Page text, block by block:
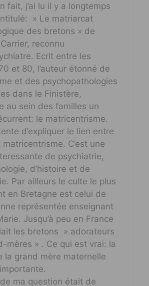
fait, j’ai lu il y a longtemps
» Le matriarcat
des bretons » de
reconnu
Ecrit entre les
et 80, l’auteur étonné de
et des psychopathologies
dans le Finistère,
au sein des familles un
le matricentrisme.
d’expliquer le lien entre
C’est une
de psychiatrie,
d’histoire et de
Par ailleurs le culte le plus
en Bretagne est celui de
représentée enseignant
Jusqu’à peu en France
les bretons » adorateurs
mères » . Ce qui est vrai: la
la grand mère maternelle
ma question était de